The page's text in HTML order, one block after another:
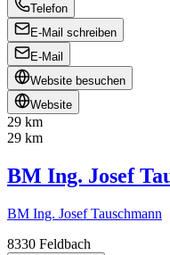
Telefon
E-Mail schreiben
E-Mail
Website besuchen
Website
29 km
29 km
BM Ing. Josef
BM Ing. Josef Tauschmann
8330 Feldbach